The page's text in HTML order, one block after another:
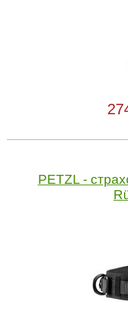
PETZL -